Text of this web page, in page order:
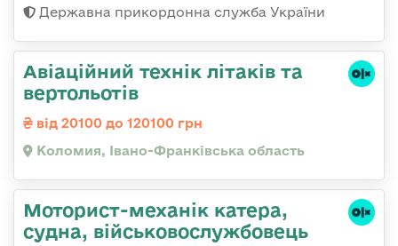
Державна прикордонна служба України
Авіаційний технік літаків та
вертольотів
від 20100 до 120100 грн
Коломия, Івано-Франківська область
Моторист-механік катера,
судна, військовослужбовець